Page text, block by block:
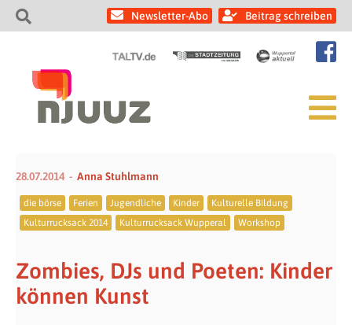
Newsletter-Abo Beitrag schreiben
28.07.2014 Anna Stuhlmann
die börse Ferien Jugendliche Kinder
Kulturelle Bildung
Kulturrucksack 2014
Kulturrucksack Wupperal Workshop
Zombies, DJs und Poeten: Kinder
können Kunst